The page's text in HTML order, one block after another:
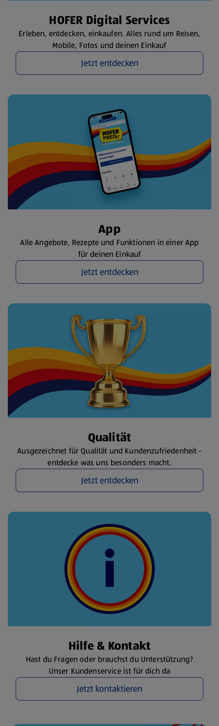
HOFER Digital Services
Erleben, entdecken, einkaufen. Alles rund um Reisen,
Mobile, Fotos und deinen Einkauf
Jetzt entdecken
App
Alle Angebote, Rezepte und Funktionen in einer App
für deinen Einkauf
Jetzt entdecken
Qualität
Ausgezeichnet für Qualität und Kundenzufriedenheit -
entdecke was uns besonders macht.
Jetzt entdecken
Hilfe & Kontakt
Hast du Fragen oder brauchst du Unterstützung?
Unser Kundenservice ist für dich da
Jetzt kontaktieren